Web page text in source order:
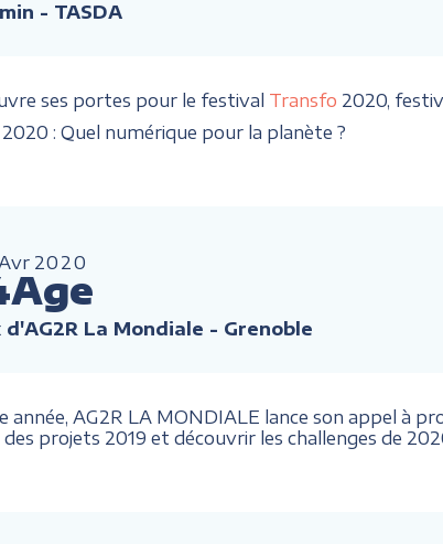
- TASDA
ses portes pour le festival Transfo 2020,
: Quel numérique pour la planète ?
2020
d'AG2R La Mondiale - Grenoble
année, AG2R LA MONDIALE lance son appel à
projets 2019 et découvrir les challenges de